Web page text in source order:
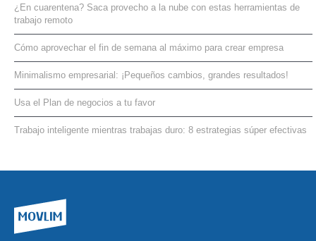
¿En cuarentena? Saca provecho a la nube con estas herramientas de
trabajo remoto
Cómo aprovechar el fin de semana al máximo para crear empresa
Minimalismo empresarial: ¡Pequeños cambios, grandes resultados!
Usa el Plan de negocios a tu favor
Trabajo inteligente mientras trabajas duro: 8 estrategias súper efectivas